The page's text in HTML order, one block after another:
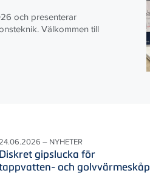
och presenterar
Välkommen till
– NYHETER
Diskret gipslucka för
och golvvärmeskåp